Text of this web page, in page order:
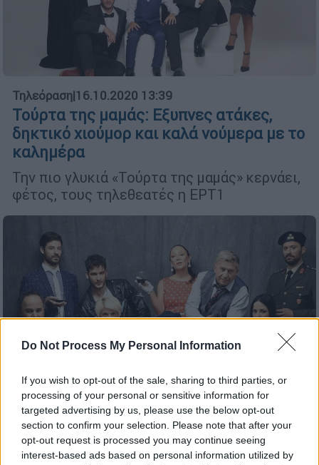
Do Not Process My Personal Information
If you wish to opt-out of the sale, sharing to third parties, or
processing of your personal or sensitive information for
targeted advertising by us, please use the below opt-out
section to confirm your selection. Please note that after your
opt-out request is processed you may continue seeing
interest-based ads based on personal information utilized by
Τηλεόραση|16.10.2020 13:39
Τούρτα της μαμάς: Εξυπνες ατάκες,
δηκτικό χιούμορ και καλά νούμερα με το
καλημέρα
Την πιο γλυκιά «Τούρτα της μαμάς» κερνάει,
φέτος, τους τηλεθεατές η ΕΡΤ1
Τηλεόραση|13.10.2020 15:56
Η Τούρτα της Μαμάς: Οι πρώτες
δηλώσεις των πρωταγωνιστών λίγο
πριν την πρεμιέρα